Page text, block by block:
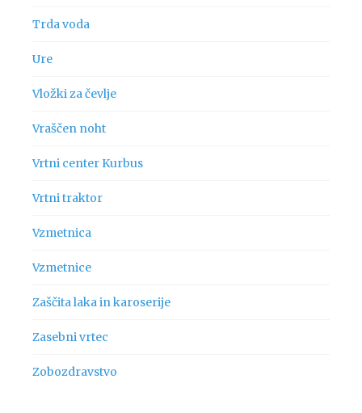
Trda voda
Ure
Vložki za čevlje
Vraščen noht
Vrtni center Kurbus
Vrtni traktor
Vzmetnica
Vzmetnice
Zaščita laka in karoserije
Zasebni vrtec
Zobozdravstvo